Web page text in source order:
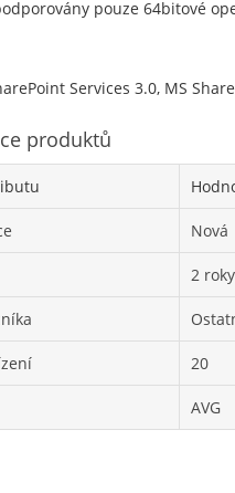
pouze 64bitové
Services 3.0, MS
produktů
Nová
2 roky
20
AVG